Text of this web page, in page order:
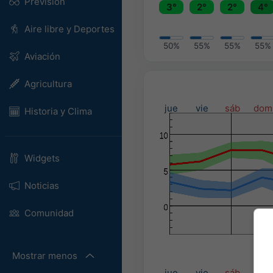
Aire libre y Deportes
Aviación
Agricultura
Historia y Clima
Widgets
Noticias
Comunidad
Mostrar menos
3°
2° 2° 4°
50% 55% 55% 55%
jue
vie sáb dom